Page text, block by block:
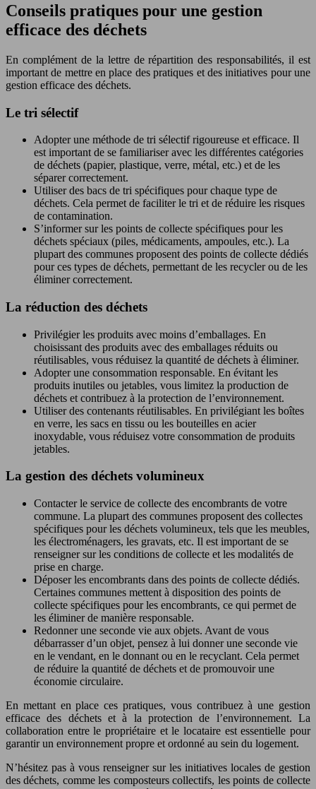
Conseils pratiques pour une gestion
efficace des déchets
En complément de la lettre de répartition des responsabilités, il est
important de mettre en place des pratiques et des initiatives pour une
gestion efficace des déchets.
Le tri sélectif
Adopter une méthode de tri sélectif rigoureuse et efficace. Il
est important de se familiariser avec les différentes catégories
de déchets (papier, plastique, verre, métal, etc.) et de les
séparer correctement.
Utiliser des bacs de tri spécifiques pour chaque type de
déchets. Cela permet de faciliter le tri et de réduire les risques
de contamination.
S’informer sur les points de collecte spécifiques pour les
déchets spéciaux (piles, médicaments, ampoules, etc.). La
plupart des communes proposent des points de collecte dédiés
pour ces types de déchets, permettant de les recycler ou de les
éliminer correctement.
La réduction des déchets
Privilégier les produits avec moins d’emballages. En
choisissant des produits avec des emballages réduits ou
réutilisables, vous réduisez la quantité de déchets à éliminer.
Adopter une consommation responsable. En évitant les
produits inutiles ou jetables, vous limitez la production de
déchets et contribuez à la protection de l’environnement.
Utiliser des contenants réutilisables. En privilégiant les boîtes
en verre, les sacs en tissu ou les bouteilles en acier
inoxydable, vous réduisez votre consommation de produits
jetables.
La gestion des déchets volumineux
Contacter le service de collecte des encombrants de votre
commune. La plupart des communes proposent des collectes
spécifiques pour les déchets volumineux, tels que les meubles,
les électroménagers, les gravats, etc. Il est important de se
renseigner sur les conditions de collecte et les modalités de
prise en charge.
Déposer les encombrants dans des points de collecte dédiés.
Certaines communes mettent à disposition des points de
collecte spécifiques pour les encombrants, ce qui permet de
les éliminer de manière responsable.
Redonner une seconde vie aux objets. Avant de vous
débarrasser d’un objet, pensez à lui donner une seconde vie
en le vendant, en le donnant ou en le recyclant. Cela permet
de réduire la quantité de déchets et de promouvoir une
économie circulaire.
En mettant en place ces pratiques, vous contribuez à une gestion
efficace des déchets et à la protection de l’environnement. La
collaboration entre le propriétaire et le locataire est essentielle pour
garantir un environnement propre et ordonné au sein du logement.
N’hésitez pas à vous renseigner sur les initiatives locales de gestion
des déchets, comme les composteurs collectifs, les points de collecte